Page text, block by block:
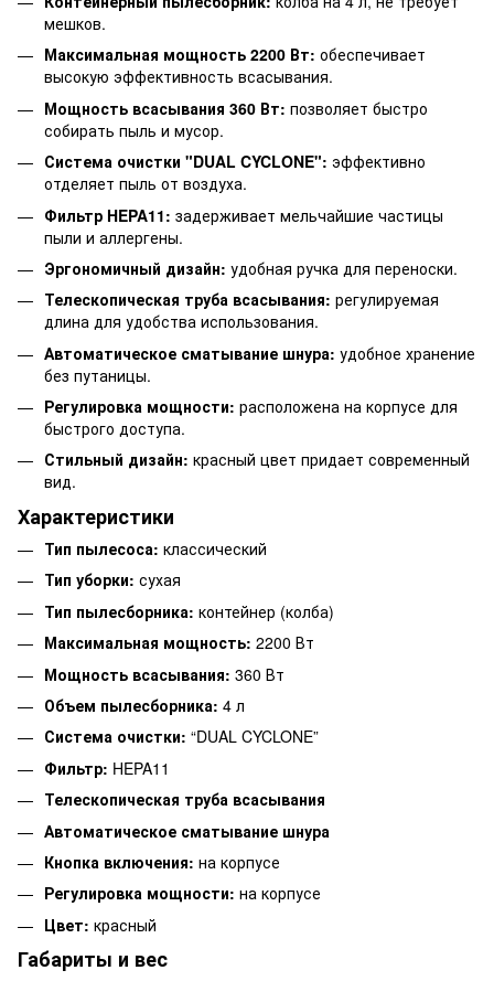
мешков.
Максимальная мощность 2200 Вт: обеспечивает
высокую эффективность всасывания.
Мощность всасывания 360 Вт: позволяет быстро
собирать пыль и мусор.
Система очистки "DUAL CYCLONE": эффективно
отделяет пыль от воздуха.
Фильтр HEPA11: задерживает мельчайшие частицы
пыли и аллергены.
Эргономичный дизайн: удобная ручка для переноски.
Телескопическая труба всасывания: регулируемая
длина для удобства использования.
Автоматическое сматывание шнура: удобное хранение
без путаницы.
Регулировка мощности: расположена на корпусе для
быстрого доступа.
Стильный дизайн: красный цвет придает современный
вид.
Характеристики
Тип пылесоса: классический
Тип уборки: сухая
Тип пылесборника: контейнер (колба)
Максимальная мощность: 2200 Вт
Мощность всасывания: 360 Вт
Объем пылесборника: 4 л
Система очистки: “DUAL CYCLONE”
Фильтр: HEPA11
Телескопическая труба всасывания
Автоматическое сматывание шнура
Кнопка включения: на корпусе
Регулировка мощности: на корпусе
Цвет: красный
Габариты и вес